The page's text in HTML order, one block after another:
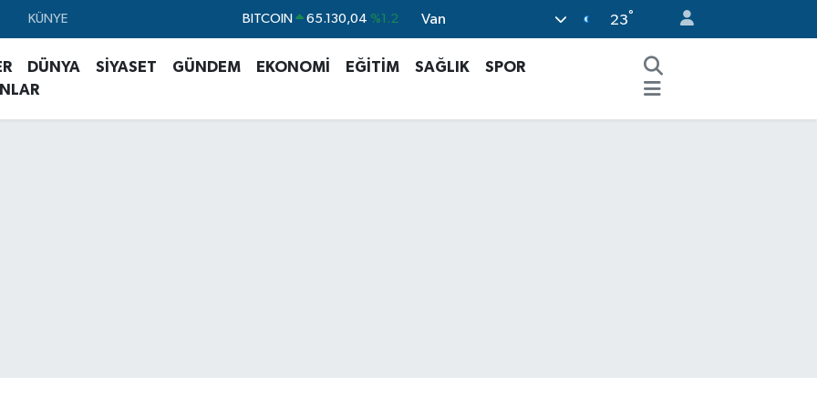
KÜNYE DOLAR 47,7106 %0.17
GRAM ALTIN 6618.49 %2.12
Van 23°
DÜNYA SİYASET GÜNDEM EKONOMİ EĞİTİM SAĞLIK
SPOR